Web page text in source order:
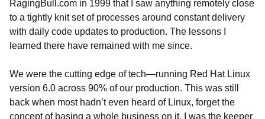
RagingBull.com in 1999 that I saw anything remotely close
to a tightly knit set of processes around constant delivery
with daily code updates to production. The lessons I
learned there have remained with me since.
We were the cutting edge of tech—running Red Hat Linux
version 6.0 across 90% of our production. This was still
back when most hadn’t even heard of Linux, forget the
concept of basing a whole business on it. I was the keeper